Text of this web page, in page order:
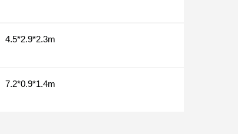
4.5*2.9*2.3m
7.2*0.9*1.4m